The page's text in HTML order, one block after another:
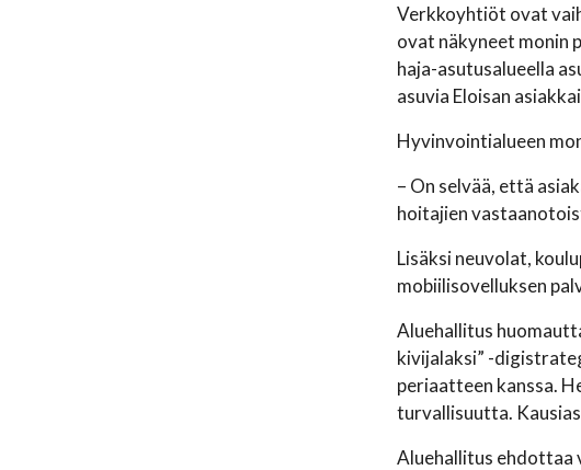
Verkkoyhtiöt ovat
ovat näkyneet monin
haja-asutusalueella
asuvia Eloisan
Hyvinvointialueen
– On selvää, että
hoitajien
Lisäksi neuvolat,
mobiilisovelluksen
Aluehallitus
kivijalaksi” -
periaatteen kanssa.
turvallisuutta.
Aluehallitus